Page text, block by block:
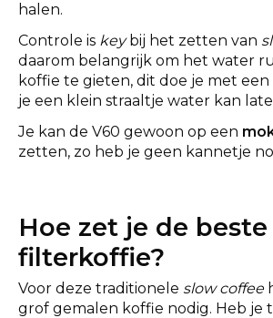
halen.
Controle is keybij het zetten van
daarom belangrijk om het water
koffie te gieten, dit doe je met een
je een klein straaltje water kan
Je kan de V60 gewoon op een
zetten, zo heb je geen kannetje
Hoe zet je de beste
filterkoffie?
Voor deze traditionele slow coffee
grof gemalen koffie nodig. Heb je